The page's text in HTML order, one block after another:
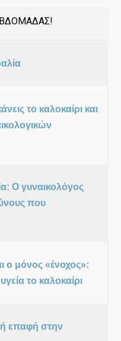
το καλοκαίρι και
Ο γυναικολόγος
που
ο μόνος «ένοχος»:
το καλοκαίρι
επαφή στην